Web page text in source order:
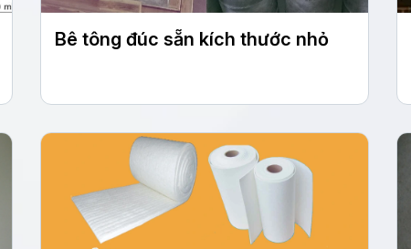
Bê tông đúc sẵn kích thước nhỏ